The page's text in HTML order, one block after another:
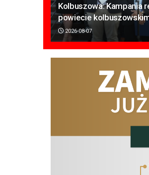
Kolbuszowa: Kampania
powiecie
2026-08-07